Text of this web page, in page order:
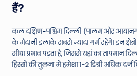
हैं?
कल दक्षिण-पश्चिम दिल्ली (पालम और
के मैदानी इलाके सबसे ज्यादा गर्म रहेंगे। इन
सीधा प्रभाव पड़ता है, जिससे यहां का तापमान
हिस्सों की तुलना में हमेशा 1-2 डिग्री अधिक दर्ज